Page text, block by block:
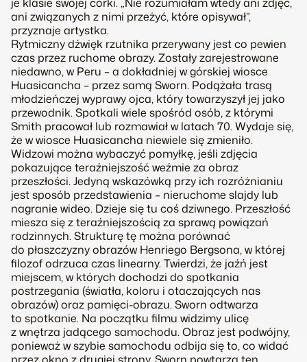
ani związanych z nimi przeżyć, które opisywał”,
przyznaje artystka.
Rytmiczny dźwięk rzutnika przerywany jest co pewien
czas przez ruchome obrazy. Zostały zarejestrowane
niedawno, w Peru – a dokładniej w górskiej wiosce
Huasicancha – przez samą Sworn. Podążała trasą
młodzieńczej wyprawy ojca, który towarzyszył jej jako
przewodnik. Spotkali wiele spośród osób, z którymi
Smith pracował lub rozmawiał w latach 70. Wydaje się,
że w wiosce Huasicancha niewiele się zmieniło.
Widzowi można wybaczyć pomyłkę, jeśli zdjęcia
pokazujące teraźniejszość weźmie za obraz
przeszłości. Jedyną wskazówką przy ich rozróżnianiu
jest sposób przedstawienia – nieruchome slajdy lub
nagranie wideo. Dzieje się tu coś dziwnego. Przeszłość
miesza się z teraźniejszością za sprawą powiązań
rodzinnych. Strukturę tę można porównać
do płaszczyzny obrazów Henriego Bergsona, w której
filozof odrzuca czas linearny. Twierdzi, że jaźń jest
miejscem, w których dochodzi do spotkania
postrzegania (światła, koloru i otaczających nas
obrazów) oraz pamięci-obrazu. Sworn odtwarza
to spotkanie. Na początku filmu widzimy ulicę
z wnętrza jadącego samochodu. Obraz jest podwójny,
ponieważ w szybie samochodu odbija się to, co widać